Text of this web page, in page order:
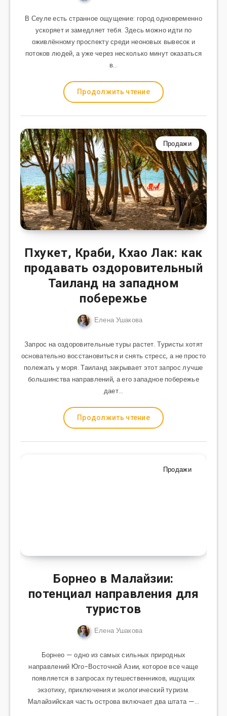
В Сеуле есть странное ощущение: город одновременно
ускоряет и замедляет тебя. Здесь можно идти по
оживлённому проспекту среди неоновых вывесок и
потоков людей, а уже через несколько минут оказаться
в…
Продолжить чтение
Продажи
Пхукет, Краби, Кхао Лак: как
продавать оздоровительный
Таиланд на западном
побережье
Елена Ушакова
Запрос на оздоровительные туры растет. Туристы хотят
основательно восстановиться и снять стресс, а не просто
полежать у моря. Таиланд закрывает этот запрос лучше
большинства направлений, а его западное побережье
дает…
Продолжить чтение
Продажи
Борнео в Малайзии:
потенциал направления для
туристов
Елена Ушакова
Борнео — одно из самых сильных природных
направлений Юго-Восточной Азии, которое все чаще
появляется в запросах путешественников, ищущих
экзотику, приключения и экологический туризм.
Малайзийская часть острова включает два штата —…